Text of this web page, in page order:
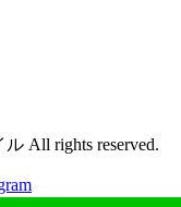
All rights reserved.